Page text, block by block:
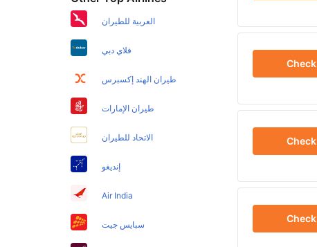
Check
Check
Check
العربية للطيران
فلاي دبي
طيران الهند إكسبرس
طيران الإمارات
الاتحاد للطيران
إنديغو
Air India
سبايس جيت